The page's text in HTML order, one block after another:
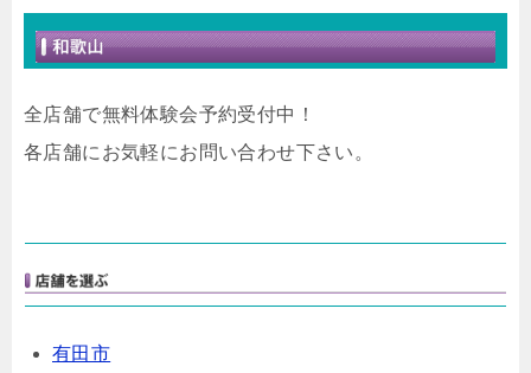
全店舗で無料体験会予約受付中！
各店舗にお気軽にお問い合わせ下さい。
有田市